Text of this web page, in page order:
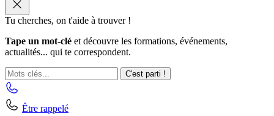
Tu cherches, on t'aide à trouver !
Tape un mot-clé et découvre les formations, événements,
actualités... qui te correspondent.
C'est parti !
Être rappelé